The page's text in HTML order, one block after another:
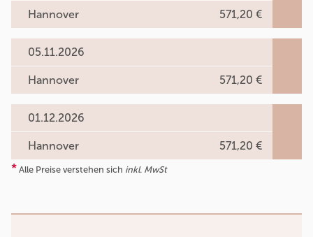
Hannover 571,20 €
05.11.2026
Hannover 571,20 €
01.12.2026
Hannover 571,20 €
* Alle Preise verstehen sich inkl. MwSt